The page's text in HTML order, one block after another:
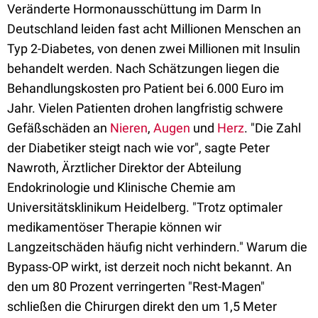
Veränderte Hormonausschüttung im Darm In
Deutschland leiden fast acht Millionen Menschen an
Typ 2-Diabetes, von denen zwei Millionen mit Insulin
behandelt werden. Nach Schätzungen liegen die
Behandlungskosten pro Patient bei 6.000 Euro im
Jahr. Vielen Patienten drohen langfristig schwere
Gefäßschäden an Nieren, Augen und Herz. "Die Zahl
der Diabetiker steigt nach wie vor", sagte Peter
Nawroth, Ärztlicher Direktor der Abteilung
Endokrinologie und Klinische Chemie am
Universitätsklinikum Heidelberg. "Trotz optimaler
medikamentöser Therapie können wir
Langzeitschäden häufig nicht verhindern." Warum die
Bypass-OP wirkt, ist derzeit noch nicht bekannt. An
den um 80 Prozent verringerten "Rest-Magen"
schließen die Chirurgen direkt den um 1,5 Meter